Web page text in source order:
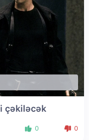
çəkiləcək
0 0